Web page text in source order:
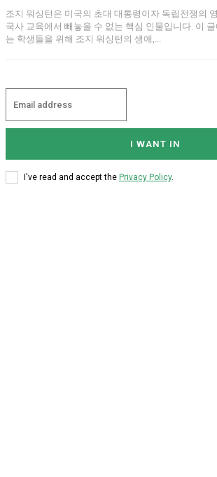
조지 워싱턴은 미국의 초대 대통령이자 독립전쟁의
국사 교육에서 빼놓을 수 없는 핵심 인물입니다. 이
는 학생들을 위해 조지 워싱턴의 생애,...
I WANT IN
I've read and accept the Privacy Policy.